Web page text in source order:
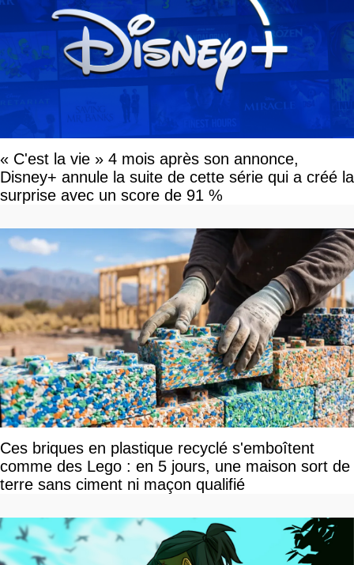
« C'est la vie » 4 mois après son annonce,
Disney+ annule la suite de cette série qui a créé la
surprise avec un score de 91 %
Ces briques en plastique recyclé s'emboîtent
comme des Lego : en 5 jours, une maison sort de
terre sans ciment ni maçon qualifié